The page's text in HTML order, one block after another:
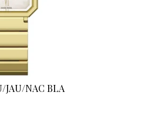
JAU/NAC BLA